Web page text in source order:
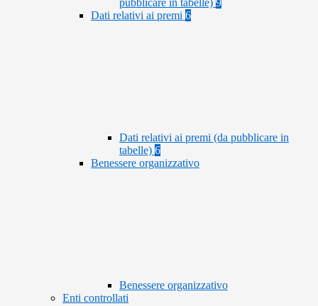
pubblicare in tabelle) 9
Dati relativi ai premi 6
Dati relativi ai premi (da pubblicare in
tabelle) 6
Benessere organizzativo
Benessere organizzativo
Enti controllati